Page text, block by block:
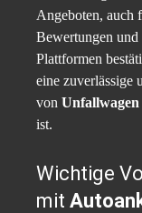
Angeboten, auch
Bewertungen und
Plattformen
eine zuverlässige
von Unfallwagen
ist.
Wichtige
mit